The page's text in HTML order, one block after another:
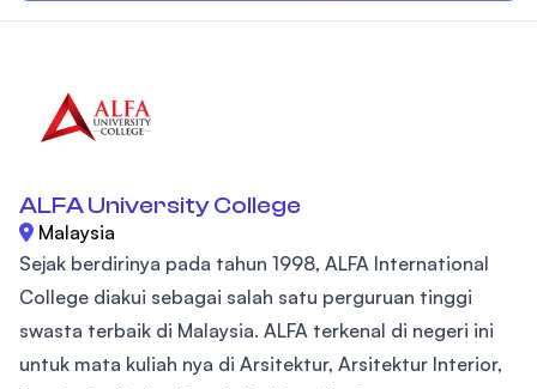
ALFA University College
Malaysia
Sejak berdirinya pada tahun 1998, ALFA International
College diakui sebagai salah satu perguruan tinggi
swasta terbaik di Malaysia. ALFA terkenal di negeri ini
untuk mata kuliah nya di Arsitektur, Arsitektur Interior,